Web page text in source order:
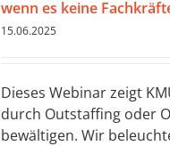
wenn es keine
15.06.2025
Dieses Webinar zeigt
durch Outstaffing oder
bewältigen. Wir